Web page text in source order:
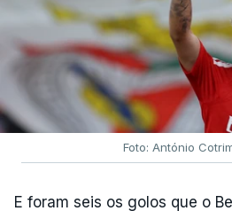
Foto: António
E foram seis os golos que o